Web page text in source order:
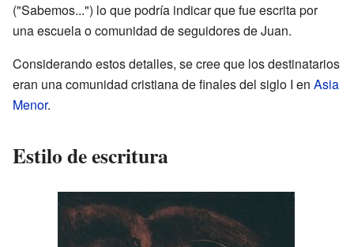
("Sabemos...") lo que podría indicar que fue escrita por
una escuela o comunidad de seguidores de Juan.
Considerando estos detalles, se cree que los destinatarios
eran una comunidad cristiana de finales del siglo I en Asia
Menor.
Estilo de escritura